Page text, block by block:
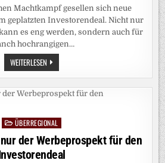
Machtkampf gesellen sich neue
geplatzten Investorendeal. Nicht nur
es eng werden, sondern auch für
hochrangigen…
WEITERLESEN FIFA:
GIANNI
INFANTINO
UND
DIE
FRAGE,
WANN
WAS
VOM
INVESTORENDEAL
WUSSTE
PostedÜBERREGIONAL
der Werbeprospekt für den